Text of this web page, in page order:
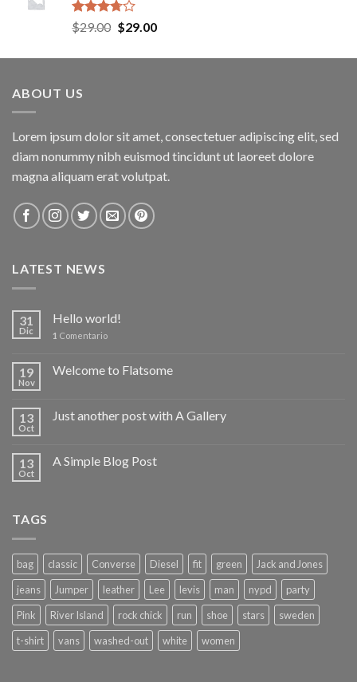
Rated
3.50
$29.00 $29.00
ABOUT US
Lorem ipsum dolor sit amet, consectetuer adipiscing elit, sed
diam nonummy nibh euismod tincidunt ut laoreet dolore
magna aliquam erat volutpat.
LATEST NEWS
31
Dic
Hello world!
1 Comentario
19
Nov
Welcome to Flatsome
13
Oct
Just another post with A Gallery
13
Oct
A Simple Blog Post
TAGS
bag classic Converse Diesel fit green
Jack and Jones
jeans
Jumper leather Lee levis man nypd
party
Pink
River Island rock chick run shoe stars
sweden
t-shirt
vans washed-out white women